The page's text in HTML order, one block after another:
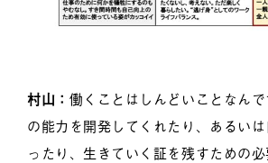
村山： 働くことはしんどいことなん
の能力を開発してくれたり、あるい
ったり、生きていく証を残すための